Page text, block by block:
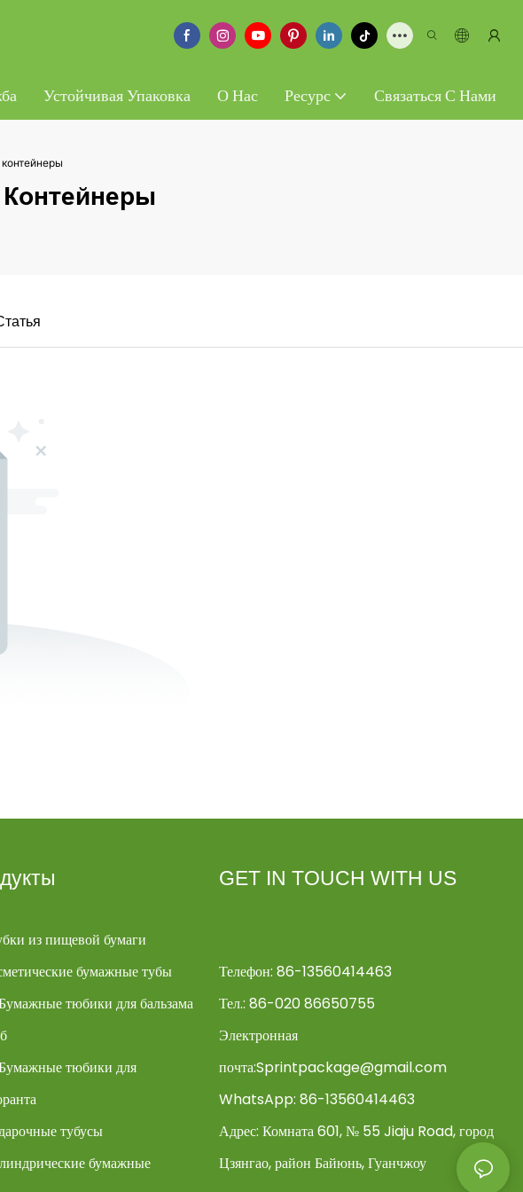
Устойчивая Упаковка О Нас Ресурс Связаться С Нами
из пищевой бумаги
бумажные тубы
тюбики для бальзама
тюбики для
тубусы
бумажные
GET IN TOUCH WITH US
Телефон: 86-13560414463
Тел.: 86-020 86650755
Электронная
почта:Sprintpackage@gmail.com
WhatsApp: 86-13560414463
Адрес: Комната 601, № 55 Jiaju Road, город
Цзянгао, район Байюнь, Гуанчжоу